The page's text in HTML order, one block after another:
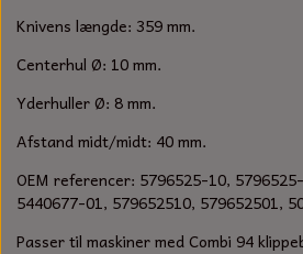
DYBEL
OLIE TIL SMÅMOTORER &
GAVEKORT
STIKSAV
ARBEJDSLYS
MEJSLER
Knivens længde: 359 mm.
Centerhul Ø: 10 mm.
Yderhuller Ø: 8 mm.
Afstand midt/midt: 40 mm.
OEM referencer: 5796525-10,
5440677-01, 579652510, 579652501,
Passer til maskiner med Combi 94